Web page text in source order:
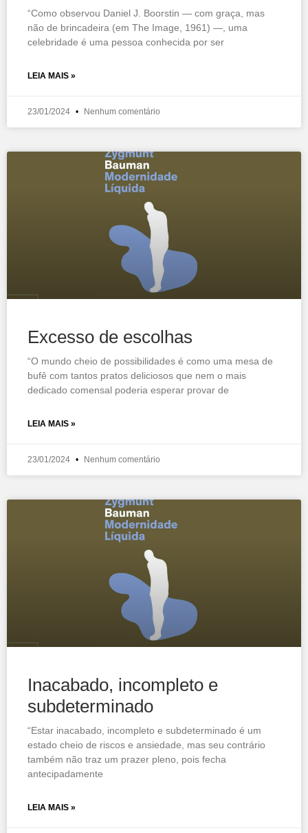
“Como observou Daniel J. Boorstin — com graça, mas
não de brincadeira (em The Image, 1961) —, uma
celebridade é uma pessoa conhecida por ser
LEIA MAIS »
23/01/2024 Nenhum comentário
Excesso de escolhas
“O mundo cheio de possibilidades é como uma mesa de
bufê com tantos pratos deliciosos que nem o mais
dedicado comensal poderia esperar provar de
LEIA MAIS »
23/01/2024 Nenhum comentário
Inacabado, incompleto e
subdeterminado
“Estar inacabado, incompleto e subdeterminado é um
estado cheio de riscos e ansiedade, mas seu contrário
também não traz um prazer pleno, pois fecha
antecipadamente
LEIA MAIS »